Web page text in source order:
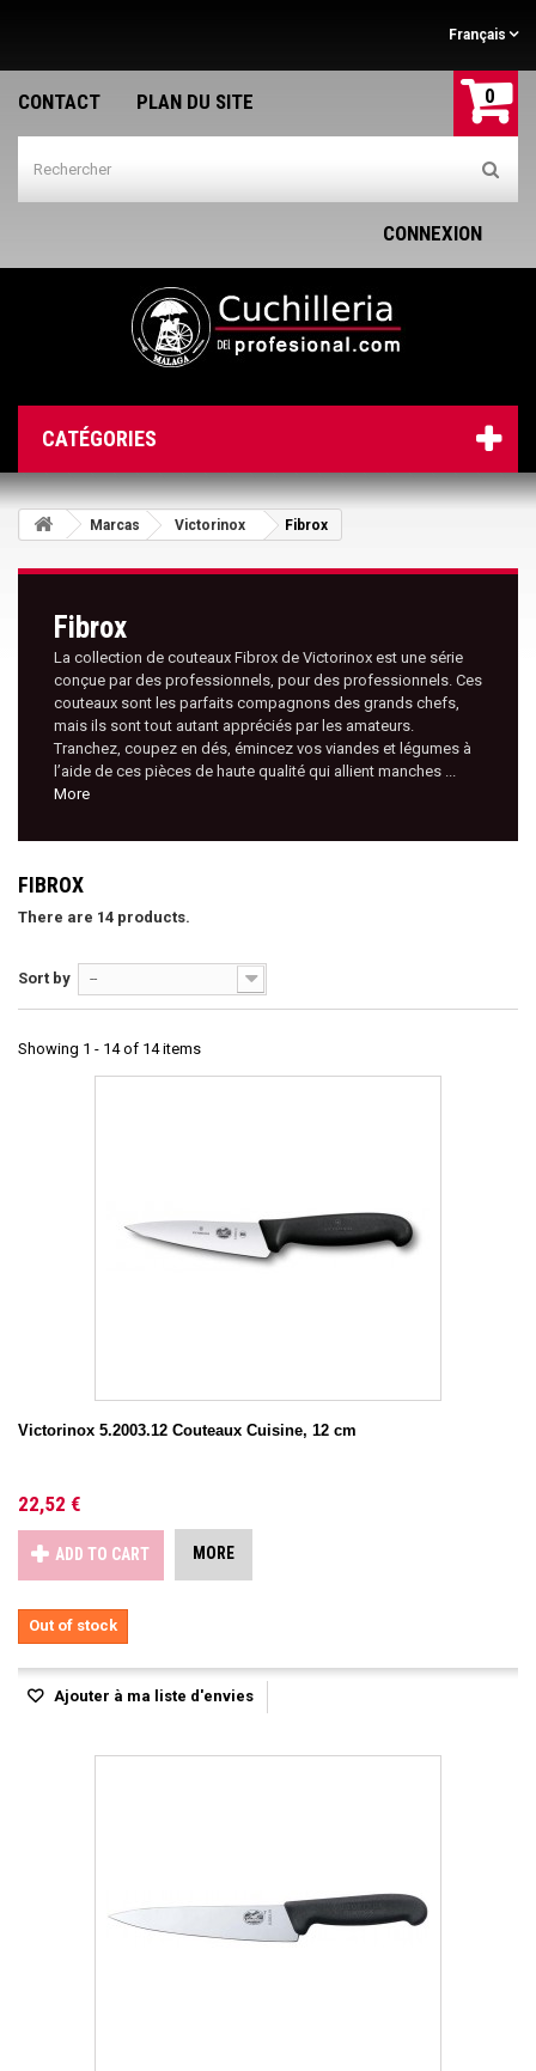
Français
CONTACT PLAN DU SITE 0
CONNEXION
CATÉGORIES
Marcas Victorinox Fibrox
Fibrox
La collection de couteaux Fibrox de Victorinox est une série
conçue par des professionnels, pour des professionnels. Ces
couteaux sont les parfaits compagnons des grands chefs,
mais ils sont tout autant appréciés par les amateurs.
Tranchez, coupez en dés, émincez vos viandes et légumes à
l’aide de ces pièces de haute qualité qui allient manches ...
More
FIBROX
There are 14 products.
Sort by --
Showing 1 - 14 of 14 items
Victorinox 5.2003.12 Couteaux Cuisine, 12 cm
22,52 €
ADD TO CART MORE
Out of stock
Ajouter à ma liste d'envies